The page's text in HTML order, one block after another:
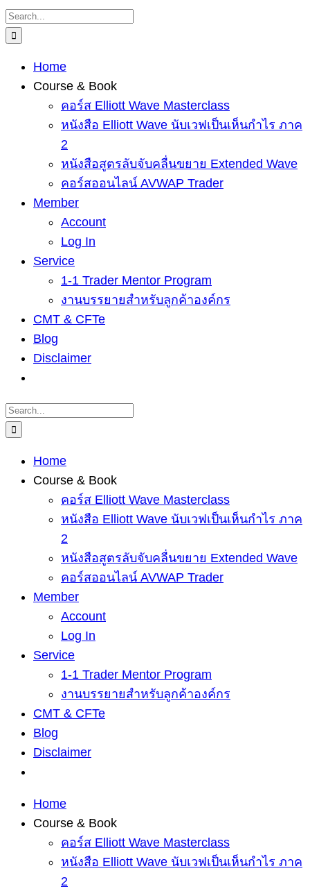
Skip
to
Search
for:
Home
Course & Book
คอร์ส Elliott Wave Masterclass
หนังสือ Elliott Wave นับเวฟเป็นเห็นกำไร ภาค
2
หนังสือสูตรลับจับคลื่นขยาย Extended Wave
คอร์สออนไลน์ AVWAP Trader
Member
Account
Log In
Service
1-1 Trader Mentor Program
งานบรรยายสำหรับลูกค้าองค์กร
CMT & CFTe
Blog
Disclaimer
Search
for:
Home
Course & Book
คอร์ส Elliott Wave Masterclass
หนังสือ Elliott Wave นับเวฟเป็นเห็นกำไร ภาค
2
หนังสือสูตรลับจับคลื่นขยาย Extended Wave
คอร์สออนไลน์ AVWAP Trader
Member
Account
Log In
Service
1-1 Trader Mentor Program
งานบรรยายสำหรับลูกค้าองค์กร
CMT & CFTe
Blog
Disclaimer
Home
Course & Book
คอร์ส Elliott Wave Masterclass
หนังสือ Elliott Wave นับเวฟเป็นเห็นกำไร ภาค
2